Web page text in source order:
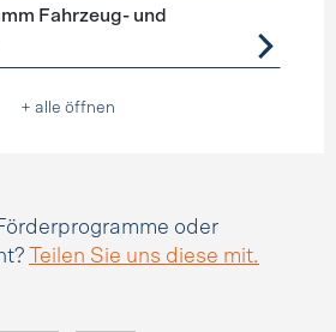
Fahrzeug- und
+ alle öffnen
oder
Teilen Sie uns diese mit.